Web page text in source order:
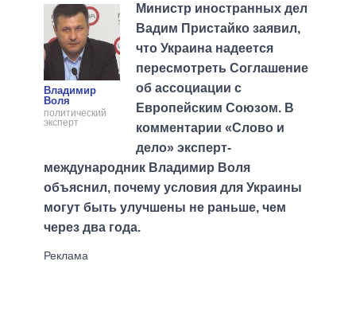
Владимир
Воля
политический
эксперт
Министр иностранных дел
Вадим Пристайко заявил,
что Украина надеется
пересмотреть Соглашение
об ассоциации с
Европейским Союзом. В
комментарии «Слово и
дело» эксперт-
международник Владимир Воля
объяснил, почему условия для Украины
могут быть улучшены не раньше, чем
через два года.